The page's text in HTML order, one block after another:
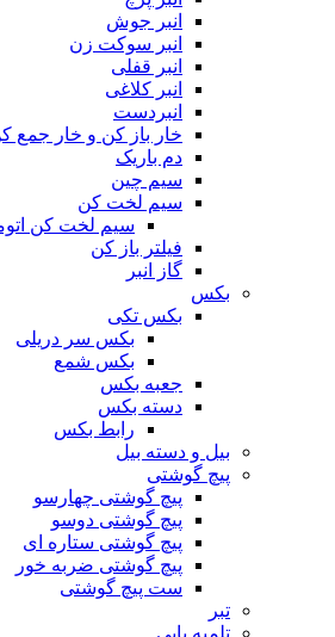
انبر جوش
انبر سوکت زن
انبر قفلی
انبر کلاغی
انبردست
خار باز کن و خار جمع
دم باریک
سیم چین
سیم لخت کن
سیم لخت کن
فیلتر باز کن
گاز انبر
بکس
بکس تکی
بکس سر دریلی
بکس شمع
جعبه بکس
دسته بکس
رابط بکس
بیل و دسته بیل
پیچ گوشتی
پیچ گوشتی چهارسو
پیچ گوشتی دوسو
پیچ گوشتی ستاره‌ ای
پیچ گوشتی ضربه خور
ست پیچ گوشتی
تبر
تلمبه پایی